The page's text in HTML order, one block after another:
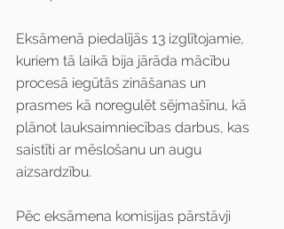
Eksāmenā piedalījās 13 izglītojamie,
kuriem tā laikā bija jārāda mācību
procesā iegūtās zināšanas un
prasmes kā noregulēt sējmašīnu, kā
plānot lauksaimniecības darbus, kas
saistīti ar mēslošanu un augu
aizsardzību.
Pēc eksāmena komisijas pārstāvji